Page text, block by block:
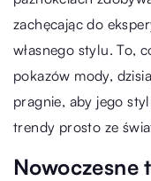
zachęcając do
własnego stylu. To,
pokazów mody,
pragnie, aby jego
trendy prosto ze
Nowoczesne